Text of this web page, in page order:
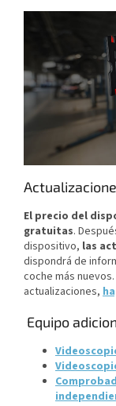
El precio del
gratuitas.
dispositivo, las
dispondrá de
coche más
actualizaciones,
Equipo